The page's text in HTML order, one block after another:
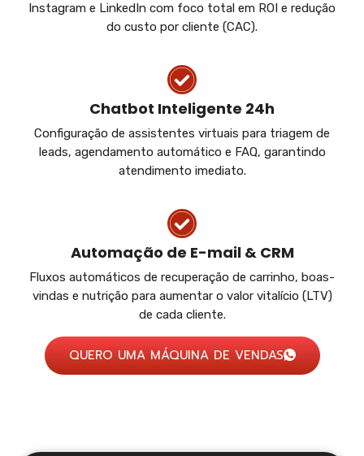
Instagram e LinkedIn com foco total em ROI e redução
do custo por cliente (CAC).
Chatbot Inteligente 24h
Configuração de assistentes virtuais para triagem de
leads, agendamento automático e FAQ, garantindo
atendimento imediato.
Automação de E-mail & CRM
Fluxos automáticos de recuperação de carrinho, boas-
vindas e nutrição para aumentar o valor vitalício (LTV)
de cada cliente.
QUERO UMA MÁQUINA DE VENDAS